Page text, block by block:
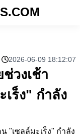
2026-06-09 18:12:07
วงเช้า
ร็ง" กำลัง
"เซลล์มะเร็ง" กำลัง